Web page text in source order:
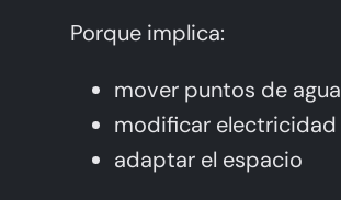
Porque implica:
mover puntos de agua
modificar electricidad
adaptar el espacio